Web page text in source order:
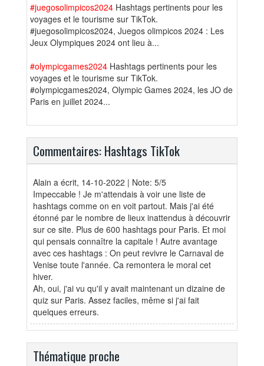
#juegosolimpicos2024 Hashtags pertinents pour les
voyages et le tourisme sur TikTok.
#juegosolimpicos2024, Juegos olimpicos 2024 : Les
Jeux Olympiques 2024 ont lieu à...
#olympicgames2024 Hashtags pertinents pour les
voyages et le tourisme sur TikTok.
#olympicgames2024, Olympic Games 2024, les JO de
Paris en juillet 2024...
Commentaires: Hashtags TikTok
Alain a écrit, 14-10-2022 | Note: 5/5
Impeccable ! Je m'attendais à voir une liste de
hashtags comme on en voit partout. Mais j'ai été
étonné par le nombre de lieux inattendus à découvrir
sur ce site. Plus de 600 hashtags pour Paris. Et moi
qui pensais connaître la capitale ! Autre avantage
avec ces hashtags : On peut revivre le Carnaval de
Venise toute l'année. Ca remontera le moral cet
hiver.
Ah, oui, j'ai vu qu'il y avait maintenant un dizaine de
quiz sur Paris. Assez faciles, même si j'ai fait
quelques erreurs.
Thématique proche